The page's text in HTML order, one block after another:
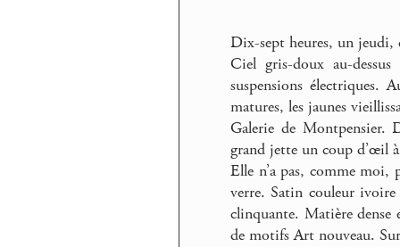
Dix-sept heures, un jeudi,
Ciel gris-doux au-dessus
suspensions électriques.
matures, les jaunes
Galerie de Montpensier.
grand jette un coup d’œil
Elle n’a pas, comme moi,
verre. Satin couleur
clinquante. Matière dense
de motifs Art nouveau.